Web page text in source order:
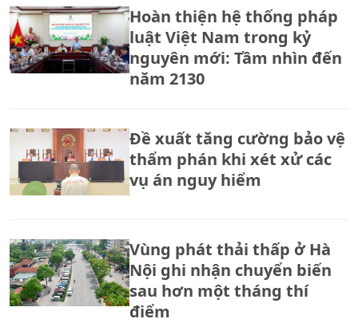
Hoàn thiện hệ thống pháp
luật Việt Nam trong kỷ
nguyên mới: Tầm nhìn đến
năm 2130
Đề xuất tăng cường bảo vệ
thẩm phán khi xét xử các
vụ án nguy hiểm
Vùng phát thải thấp ở Hà
Nội ghi nhận chuyển biến
sau hơn một tháng thí
điểm